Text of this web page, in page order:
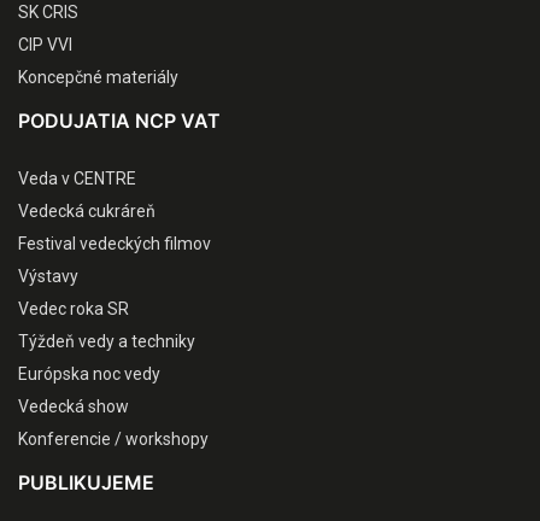
SK CRIS
CIP VVI
Koncepčné materiály
PODUJATIA NCP VAT
Veda v CENTRE
Vedecká cukráreň
Festival vedeckých filmov
Výstavy
Vedec roka SR
Týždeň vedy a techniky
Európska noc vedy
Vedecká show
Konferencie / workshopy
PUBLIKUJEME